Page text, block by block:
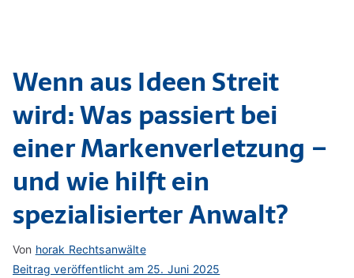
erer
Wenn aus Ideen Streit
wird: Was passiert bei
einer Markenverletzung –
und wie hilft ein
spezialisierter Anwalt?
Von horak Rechtsanwälte
Beitrag veröffentlicht am 25. Juni 2025